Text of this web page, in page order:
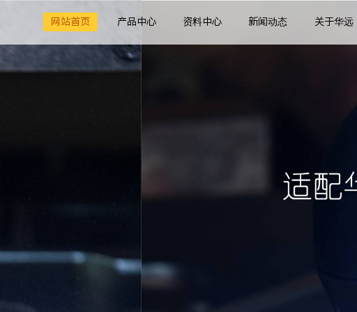
网站首页 产品中心 资料中心 新闻动态 关于华远